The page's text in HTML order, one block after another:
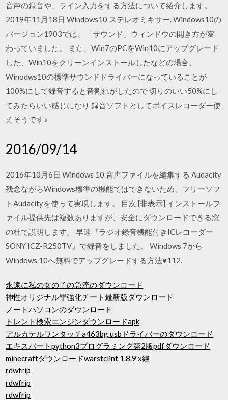
音声の録音や、ライン入力をする方法について紹介します。
2019年11月18日 Windows10 ステレオミキサー. Windows10の
バージョン1903では、「サウンド」ウィンドウの開き方が変
わっていました。 また、Win7のPCをWin10にアップグレード
した、Win10をクリーンインストールしたなどの場合、
Winodws10の標準サウンドドライバーになっていることが
100%にして録音すると音割れがしたので 切りのいい50%にし
てみたらいい感じになり 録音ソフトとしてボイスレコーダー使
えそうです♪
2016/09/14
2016年10月6日 Windows 10 音声ファイルを編集する Audacity
残念ながらWindows標準の機能ではできないため、フリーソフ
トAudacityを使って実現します。 目次 [非表示] インストールフ
ァイル提供先は複数ありますが、安全にダウンロードできる窓
の杜で説明します。 早速『ラジオ録音機能付きICレコーダー
SONY ICZ-R250TV』で録音をしました。 Windows 7から
Windows 10へ無料でアップグレードする方法♥112.
永遠に私の女の子の急流のダウンロード
神性オリジナル罪強化チート最新版ダウンロード
ノートパソコンのダウンロード
トレント検索エンジンダウンロードapk
アルカテルワンタッチa463bg usbドライバーのダウンロード
エキスパートpython3プログラミング第2版pdfダウンロード
minecraftダウンロードwarstclint 1.8.9 x線
rdwfrip
rdwfrip
rdwfrip